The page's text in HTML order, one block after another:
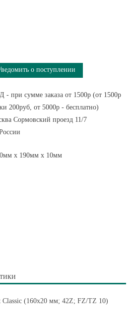
о поступлении
при сумме заказа от 1500р (от 1500р
200руб, от 5000р - бесплатно)
Сормовский проезд 11/7
x 190мм x 10мм
(160x20 мм; 42Z; FZ/TZ 10)